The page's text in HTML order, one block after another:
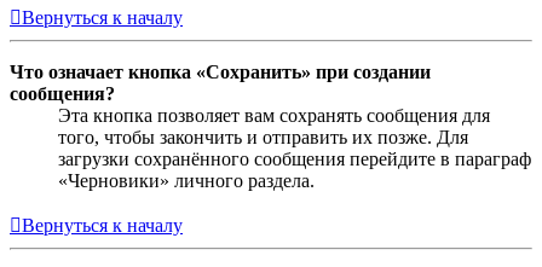
Вернуться к началу
Что означает кнопка «Сохранить» при создании
сообщения?
Эта кнопка позволяет вам сохранять сообщения для
того, чтобы закончить и отправить их позже. Для
загрузки сохранённого сообщения перейдите в параграф
«Черновики» личного раздела.
Вернуться к началу